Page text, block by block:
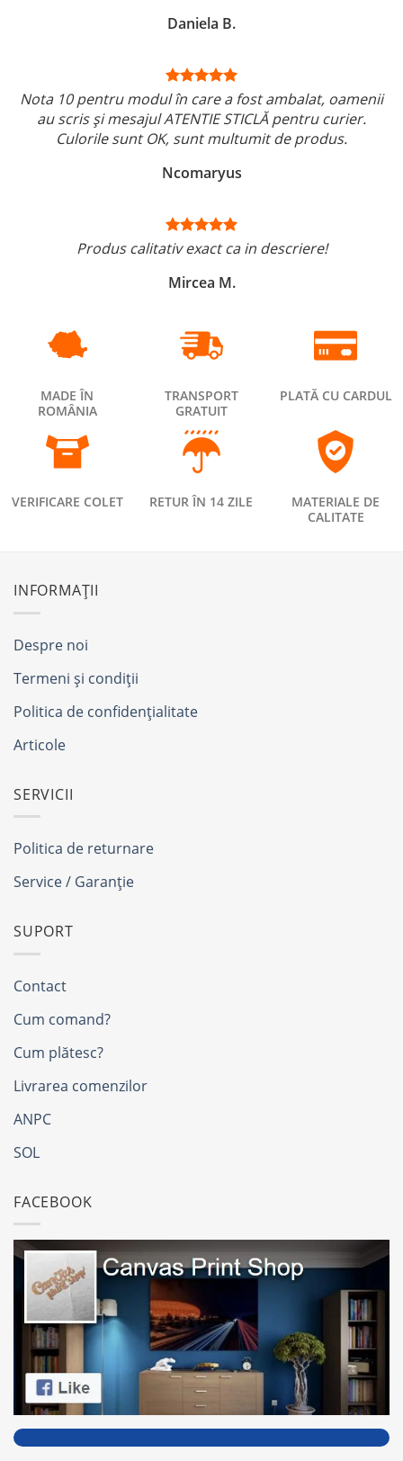
Daniela B.
Nota 10 pentru modul în care a fost ambalat, oamenii
au scris și mesajul ATENTIE STICLĂ pentru curier.
Culorile sunt OK, sunt multumit de produs.
Ncomaryus
Produs calitativ exact ca in descriere!
Mircea M.
MADE ÎN
ROMÂNIA
TRANSPORT
GRATUIT
PLATĂ CU CARDUL
VERIFICARE COLET RETUR ÎN 14 ZILE
MATERIALE DE
CALITATE
INFORMAȚII
Despre noi
Termeni și condiții
Politica de confidențialitate
Articole
SERVICII
Politica de returnare
Service / Garanție
SUPORT
Contact
Cum comand?
Cum plătesc?
Livrarea comenzilor
ANPC
SOL
FACEBOOK